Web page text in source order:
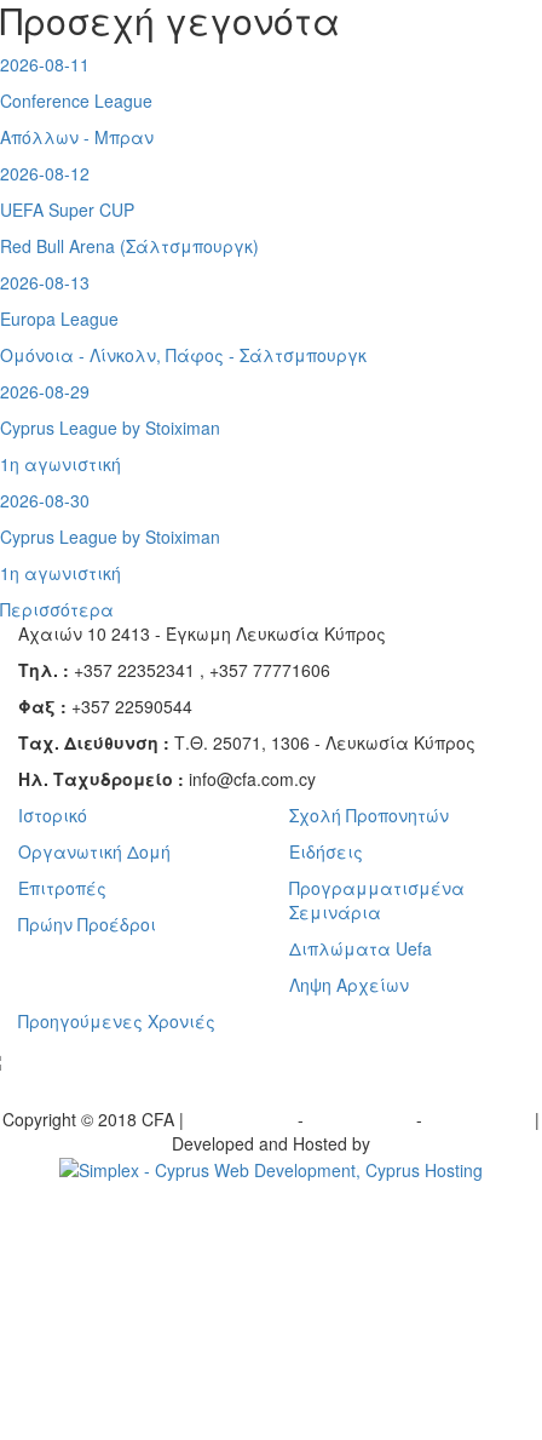
Προσεχή γεγονότα
2026-08-11
Conference League
Απόλλων - Μπραν
2026-08-12
UEFA Super CUP
Red Bull Arena (Σάλτσμπουργκ)
2026-08-13
Europa League
Ομόνοια - Λίνκολν, Πάφος - Σάλτσμπουργκ
2026-08-29
Cyprus League by Stoiximan
1η αγωνιστική
2026-08-30
Cyprus League by Stoiximan
1η αγωνιστική
Περισσότερα
Αχαιών 10 2413 - Έγκωμη Λευκωσία Κύπρος
Τηλ. : +357 22352341 , +357 77771606
Φαξ : +357 22590544
Ταχ. Διεύθυνση : Τ.Θ. 25071, 1306 - Λευκωσία Κύπρος
Ηλ. Ταχυδρομείο : info@cfa.com.cy
Ιστορικό
Οργανωτική Δομή
Επιτροπές
Πρώην Προέδροι
Σχολή Προπονητών
Ειδήσεις
Προγραμματισμένα
Σεμινάρια
Διπλώματα Uefa
Ληψη Αρχείων
Προηγούμενες Χρονιές
Copyright © 2018 CFA | - -
|
Developed and Hosted by